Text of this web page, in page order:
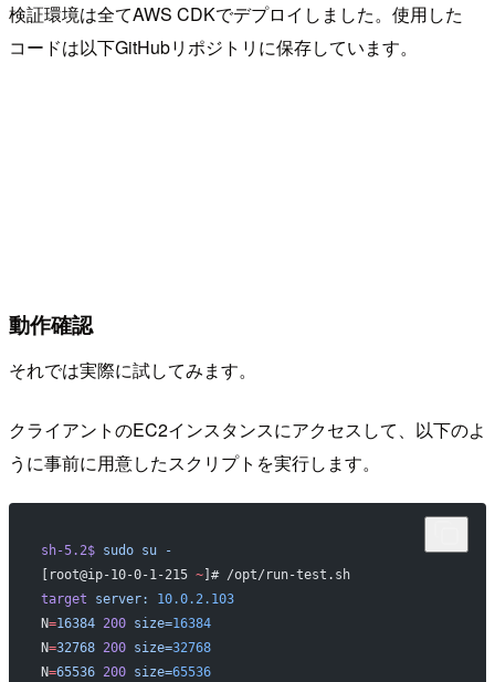
検証環境は全てAWS CDKでデプロイしました。使用した
コードは以下GitHubリポジトリに保存しています。
動作確認
それでは実際に試してみます。
クライアントのEC2インスタンスにアクセスして、以下のよ
うに事前に用意したスクリプトを実行します。
sh-5.2$ sudo su -
[root@ip-10-0-1-215 ~]# /opt/run-test.sh
target server:
10.0.2.103
N=16384 200 size=16384
N=32768 200 size=32768
N=65536 200 size=65536